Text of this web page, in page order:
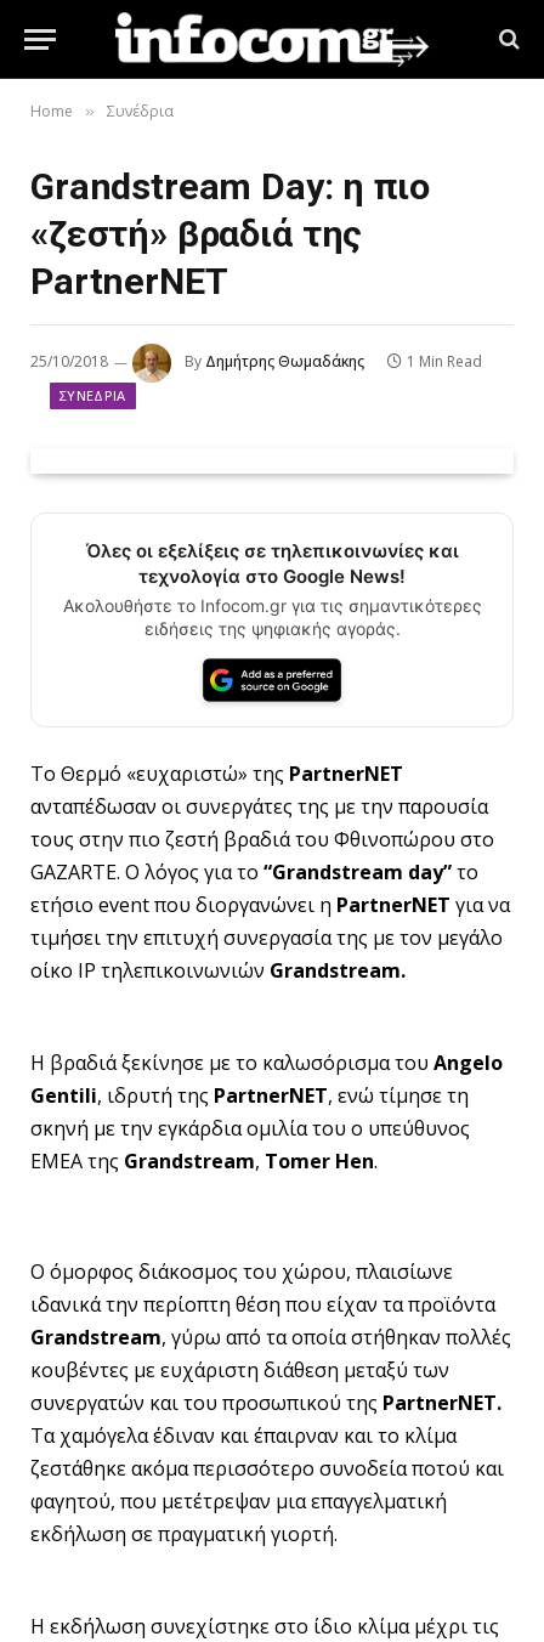
Home » Συνέδρια
Grandstream Day: η πιο
«ζεστή» βραδιά της
PartnerNET
25/10/2018 By Δημήτρης Θωμαδάκης 1 Min Read
ΣΥΝΈΔΡΙΑ
Όλες οι εξελίξεις σε τηλεπικοινωνίες και
τεχνολογία στο Google News!
Ακολουθήστε το Infocom.gr για τις σημαντικότερες
ειδήσεις της ψηφιακής αγοράς.
Το Θερμό «ευχαριστώ» της PartnerNET
ανταπέδωσαν οι συνεργάτες της με την παρουσία
τους στην πιο ζεστή βραδιά του Φθινοπώρου στο
GAZARTE. Ο λόγος για το “Grandstream day”το
ετήσιο event που διοργανώνει η PartnerNET για να
τιμήσει την επιτυχή συνεργασία της με τον μεγάλο
οίκο IP τηλεπικοινωνιών Grandstream.
Η βραδιά ξεκίνησε με το καλωσόρισμα του Angelo
Gentili, ιδρυτή της PartnerNET, ενώ τίμησε τη
σκηνή με την εγκάρδια ομιλία του ο υπεύθυνος
EMEA της Grandstream, Tomer Hen.
Ο όμορφος διάκοσμος του χώρου, πλαισίωνε
ιδανικά την περίοπτη θέση που είχαν τα προϊόντα
Grandstream, γύρω από τα οποία στήθηκαν πολλές
κουβέντες με ευχάριστη διάθεση μεταξύ των
συνεργατών και του προσωπικού της PartnerNET.
Τα χαμόγελα έδιναν και έπαιρναν και το κλίμα
ζεστάθηκε ακόμα περισσότερο συνοδεία ποτού και
φαγητού, που μετέτρεψαν μια επαγγελματική
εκδήλωση σε πραγματική γιορτή.
Η εκδήλωση συνεχίστηκε στο ίδιο κλίμα μέχρι τις